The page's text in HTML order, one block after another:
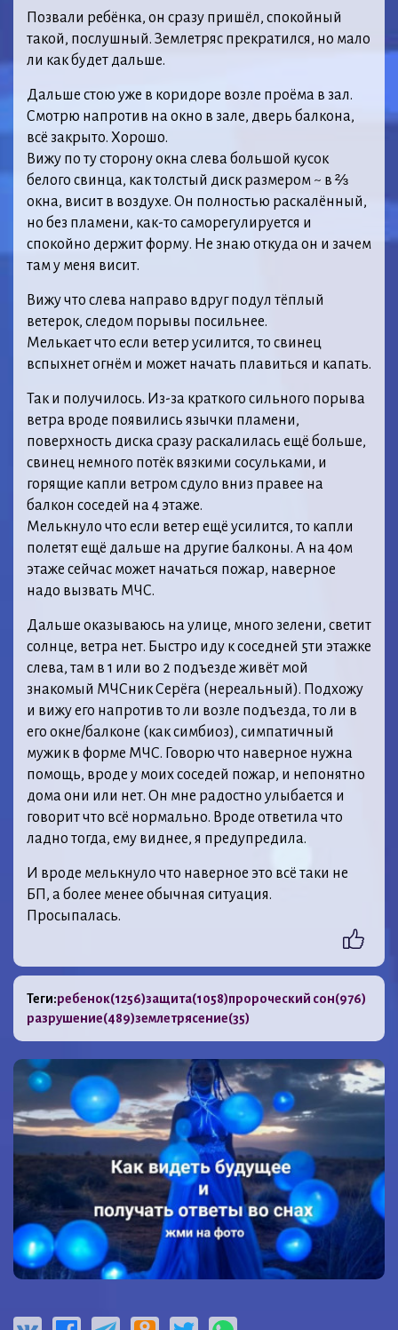
Позвали ребёнка, он сразу пришёл, спокойный
такой, послушный. Землетряс прекратился, но мало
ли как будет дальше.
Дальше стою уже в коридоре возле проёма в зал.
Смотрю напротив на окно в зале, дверь балкона,
всё закрыто. Хорошо.
Вижу по ту сторону окна слева большой кусок
белого свинца, как толстый диск размером ~ в ⅔
окна, висит в воздухе. Он полностью раскалённый,
но без пламени, как-то саморегулируется и
спокойно держит форму. Не знаю откуда он и зачем
там у меня висит.
Вижу что слева направо вдруг подул тёплый
ветерок, следом порывы посильнее.
Мелькает что если ветер усилится, то свинец
вспыхнет огнём и может начать плавиться и капать.
Так и получилось. Из-за краткого сильного порыва
ветра вроде появились язычки пламени,
поверхность диска сразу раскалилась ещё больше,
свинец немного потёк вязкими сосульками, и
горящие капли ветром сдуло вниз правее на
балкон соседей на 4 этаже.
Мелькнуло что если ветер ещё усилится, то капли
полетят ещё дальше на другие балконы. А на 4ом
этаже сейчас может начаться пожар, наверное
надо вызвать МЧС.
Дальше оказываюсь на улице, много зелени, светит
солнце, ветра нет. Быстро иду к соседней 5ти этажке
слева, там в 1 или во 2 подъезде живёт мой
знакомый МЧСник Серёга (нереальный). Подхожу
и вижу его напротив то ли возле подъезда, то ли в
его окне/балконе (как симбиоз), симпатичный
мужик в форме МЧС. Говорю что наверное нужна
помощь, вроде у моих соседей пожар, и непонятно
дома они или нет. Он мне радостно улыбается и
говорит что всё нормально. Вроде ответила что
ладно тогда, ему виднее, я предупредила.
И вроде мелькнуло что наверное это всё таки не
БП, а более менее обычная ситуация.
Просыпалась.
Теги:ребенок(1256)защита(1058)пророческий сон(976)
разрушение(489)землетрясение(35)